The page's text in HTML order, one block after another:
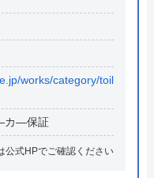
works/category/toil
カ―保証
公式HPでご確認ください